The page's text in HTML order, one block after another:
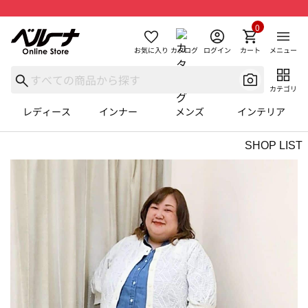
お気に入り カタログ ログイン カート
0
メニュー
カテゴリ
レディース インナー メンズ インテリア
SHOP LIST